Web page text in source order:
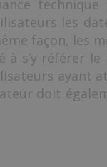
technique
les
façon,
s’y référer
ayant
doit